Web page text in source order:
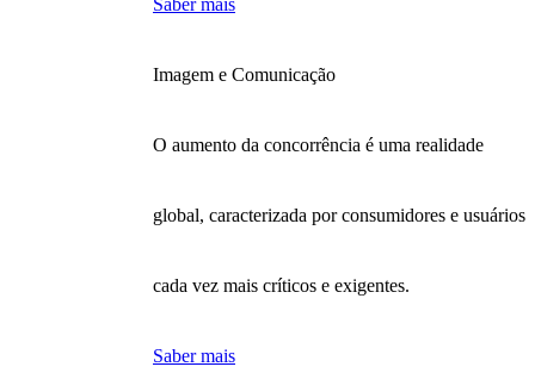
Saber mais
Imagem e Comunicação
O aumento da concorrência é uma realidade
global, caracterizada por consumidores e usuários
cada vez mais críticos e exigentes.
Saber mais